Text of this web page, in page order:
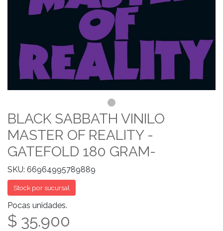
BLACK SABBATH VINILO
MASTER OF REALITY -
GATEFOLD 180 GRAM-
SKU: 66964995789889
Stock por sucursal
Pocas unidades.
$ 35.900